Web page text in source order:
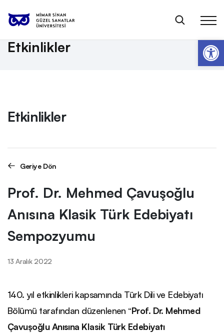
Anasayfa
Etkinlikler
Prof. Dr. Mehmed Çavuşoğlu Anısına Klasik Türk Edebiyatı Sempozyumu
Etkinlikler
Etkinlikler
Geriye Dön
Prof. Dr. Mehmed Çavuşoğlu
Anısına Klasik Türk Edebiyatı
Sempozyumu
13 Aralık 2022
140. yıl etkinlikleri kapsamında Türk Dili ve Edebiyatı
Bölümü tarafından düzenlenen “Prof. Dr. Mehmed
Çavuşoğlu Anısına Klasik Türk Edebiyatı